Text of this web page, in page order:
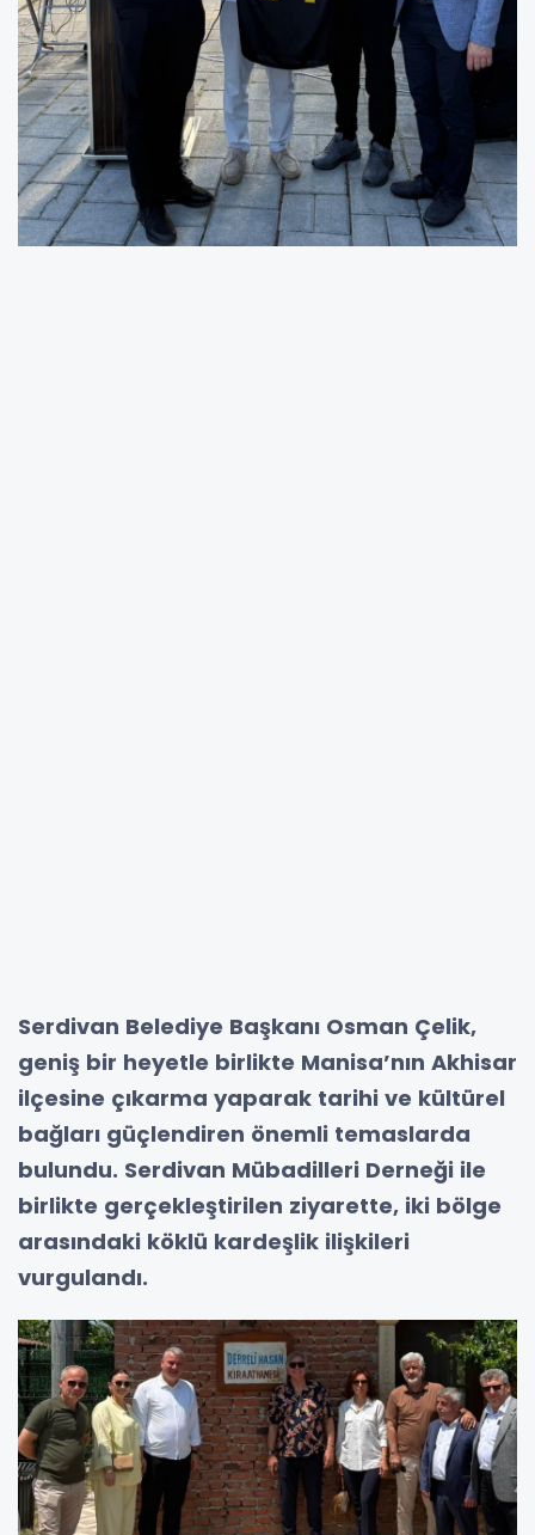
Serdivan Belediye Başkanı Osman Çelik,
geniş bir heyetle birlikte Manisa’nın Akhisar
ilçesine çıkarma yaparak tarihi ve kültürel
bağları güçlendiren önemli temaslarda
bulundu. Serdivan Mübadilleri Derneği ile
birlikte gerçekleştirilen ziyarette, iki bölge
arasındaki köklü kardeşlik ilişkileri
vurgulandı.